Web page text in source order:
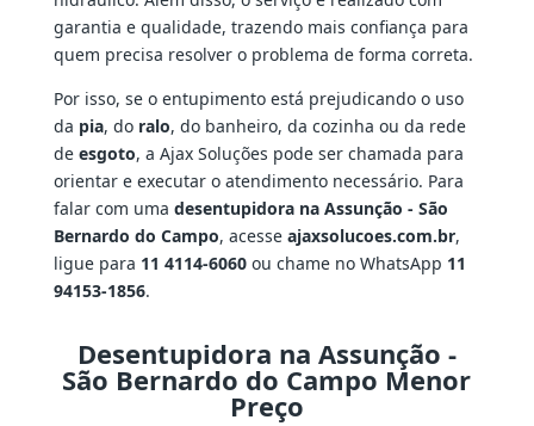
garantia e qualidade, trazendo mais confiança para
quem precisa resolver o problema de forma correta.
Por isso, se o entupimento está prejudicando o uso
da pia, do ralo, do banheiro, da cozinha ou da rede
de esgoto, a Ajax Soluções pode ser chamada para
orientar e executar o atendimento necessário. Para
falar com uma desentupidora na Assunção - São
Bernardo do Campo, acesse ajaxsolucoes.com.br,
ligue para 11 4114-6060ou chame no WhatsApp 11
94153-1856.
Desentupidora na Assunção -
São Bernardo do Campo Menor
Preço